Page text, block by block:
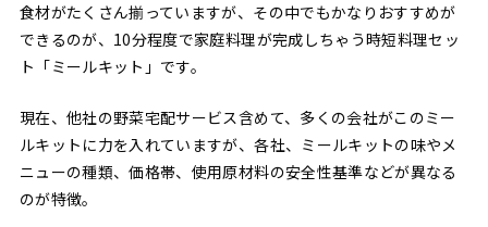
食材がたくさん揃っていますが、その中でもかなりおすすめが
できるのが、10分程度で家庭料理が完成しちゃう時短料理セッ
ト「ミールキット」です。
現在、他社の野菜宅配サービス含めて、多くの会社がこのミー
ルキットに力を入れていますが、各社、ミールキットの味やメ
ニューの種類、価格帯、使用原材料の安全性基準などが異なる
のが特徴。